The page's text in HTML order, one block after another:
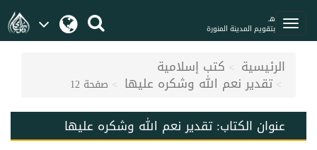
هـ
بتقويم المدينة المنورة
الرئيسية كتب إسلامية
تقدير نعم الله وشكره عليها صفحة 12
عنوان الكتاب: تقدير نعم الله وشكره عليها